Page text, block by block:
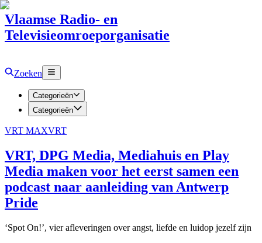
Vlaamse Radio- en
Televisieomroeporganisatie
Zoeken
Categorieën
Categorieën
VRT MAXVRT
VRT, DPG Media, Mediahuis en Play
Media maken voor het eerst samen een
podcast naar aanleiding van Antwerp
Pride
‘Spot On!’, vier afleveringen over angst, liefde en luidop jezelf zijn